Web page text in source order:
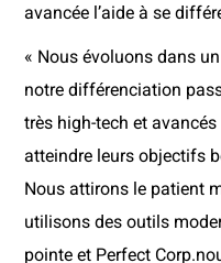
avancée l’aide à se
« Nous évoluons dans
notre différenciation
très high-tech et
atteindre leurs objectifs
Nous attirons le patient
utilisons des outils
pointe et Perfect